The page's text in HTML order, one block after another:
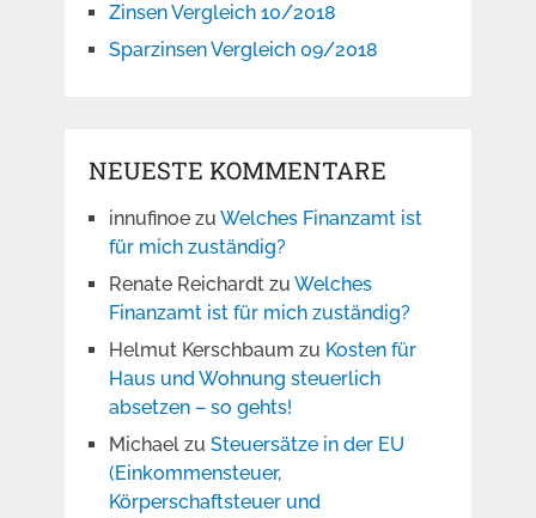
Zinsen Vergleich 10/2018
Sparzinsen Vergleich 09/2018
NEUESTE KOMMENTARE
innufinoezu Welches Finanzamt ist
für mich zuständig?
Renate Reichardtzu Welches
Finanzamt ist für mich zuständig?
Helmut Kerschbaum zu Kosten für
Haus und Wohnung steuerlich
absetzen – so gehts!
Michaelzu Steuersätze in der EU
(Einkommensteuer,
Körperschaftsteuer und